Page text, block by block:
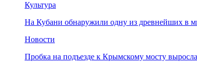
Культура
На Кубани обнаружили одну из древнейших в
Новости
Пробка на подъезде к Крымскому мосту